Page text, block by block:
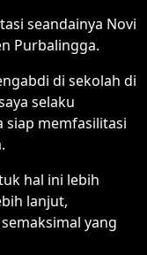
seandainya Novi
Purbalingga.
di sekolah di
selaku
siap memfasilitasi
hal ini lebih
lanjut,
yang